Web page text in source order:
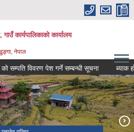
कार्यपालिकाको कार्यालय
नेपाल
विवरण पेश गर्ने सम्बन्धी सूचना ब्याक हो-